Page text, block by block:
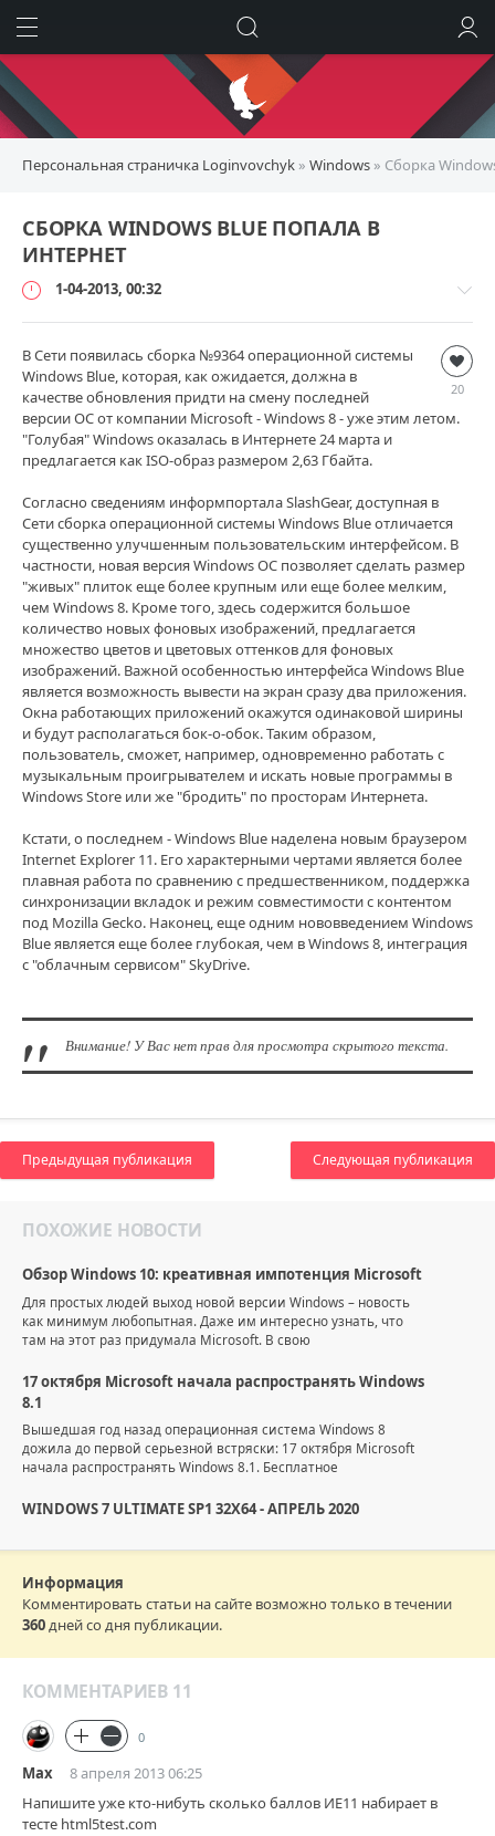
Персональная страничка Loginvovchyk » Windows » Сборка
СБОРКА WINDOWS BLUE ПОПАЛА В
ИНТЕРНЕТ
1-04-2013, 00:32
Windows
loginvovchyk
10
148
11
20
В Сети появилась сборка №9364 операционной системы
Windows Blue, которая, как ожидается, должна в
качестве обновления придти на смену последней
версии ОС от компании Microsoft - Windows 8 - уже этим летом.
"Голубая" Windows оказалась в Интернете 24 марта и
предлагается как ISO-образ размером 2,63 Гбайта.
Согласно сведениям информпортала SlashGear, доступная в
Сети сборка операционной системы Windows Blue отличается
существенно улучшенным пользовательским интерфейсом. В
частности, новая версия Windows ОС позволяет сделать размер
"живых" плиток еще более крупным или еще более мелким,
чем Windows 8. Кроме того, здесь содержится большое
количество новых фоновых изображений, предлагается
множество цветов и цветовых оттенков для фоновых
изображений. Важной особенностью интерфейса Windows Blue
является возможность вывести на экран сразу два приложения.
Окна работающих приложений окажутся одинаковой ширины
и будут располагаться бок-о-обок. Таким образом,
пользователь, сможет, например, одновременно работать с
музыкальным проигрывателем и искать новые программы в
Windows Store или же "бродить" по просторам Интернета.
Кстати, о последнем - Windows Blue наделена новым браузером
Internet Explorer 11. Его характерными чертами является более
плавная работа по сравнению с предшественником, поддержка
синхронизации вкладок и режим совместимости с контентом
под Mozilla Gecko. Наконец, еще одним нововведением Windows
Blue является еще более глубокая, чем в Windows 8, интеграция
с "облачным сервисом" SkyDrive.
Внимание! У Вас нет прав для просмотра скрытого текста.
Предыдущая публикация Следующая публикация
ПОХОЖИЕ НОВОСТИ
Обзор Windows 10: креативная импотенция Microsoft
Для простых людей выход новой версии Windows – новость
как минимум любопытная. Даже им интересно узнать, что
там на этот раз придумала Microsoft. В свою
17 октября Microsoft начала распространять Windows
8.1
Вышедшая год назад операционная система Windows 8
дожила до первой серьезной встряски: 17 октября Microsoft
начала распространять Windows 8.1. Бесплатное
WINDOWS 7 ULTIMATE SP1 32X64 - АПРЕЛЬ 2020
Информация
Комментировать статьи на сайте возможно только в течении
360дней со дня публикации.
КОММЕНТАРИЕВ 11
0
Max
8 апреля 2013 06:25
Напишите уже кто-нибуть сколько баллов ИЕ11 набирает в
тесте html5test.com